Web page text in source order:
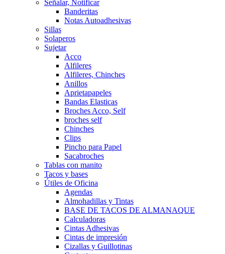
Señalar, Notificar
Banderitas
Notas Autoadhesivas
Sillas
Solaperos
Sujetar
Acco
Alfileres
Alfileres, Chinches
Anillos
Aprietapapeles
Bandas Elasticas
Broches Acco, Self
broches self
Chinches
Clips
Pincho para Papel
Sacabroches
Tablas con manito
Tacos y bases
Útiles de Oficina
Agendas
Almohadillas y Tintas
BASE DE TACOS DE ALMANAQUE
Calculadoras
Cintas Adhesivas
Cintas de impresión
Cizallas y Guillotinas